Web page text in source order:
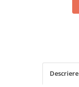
Descriere